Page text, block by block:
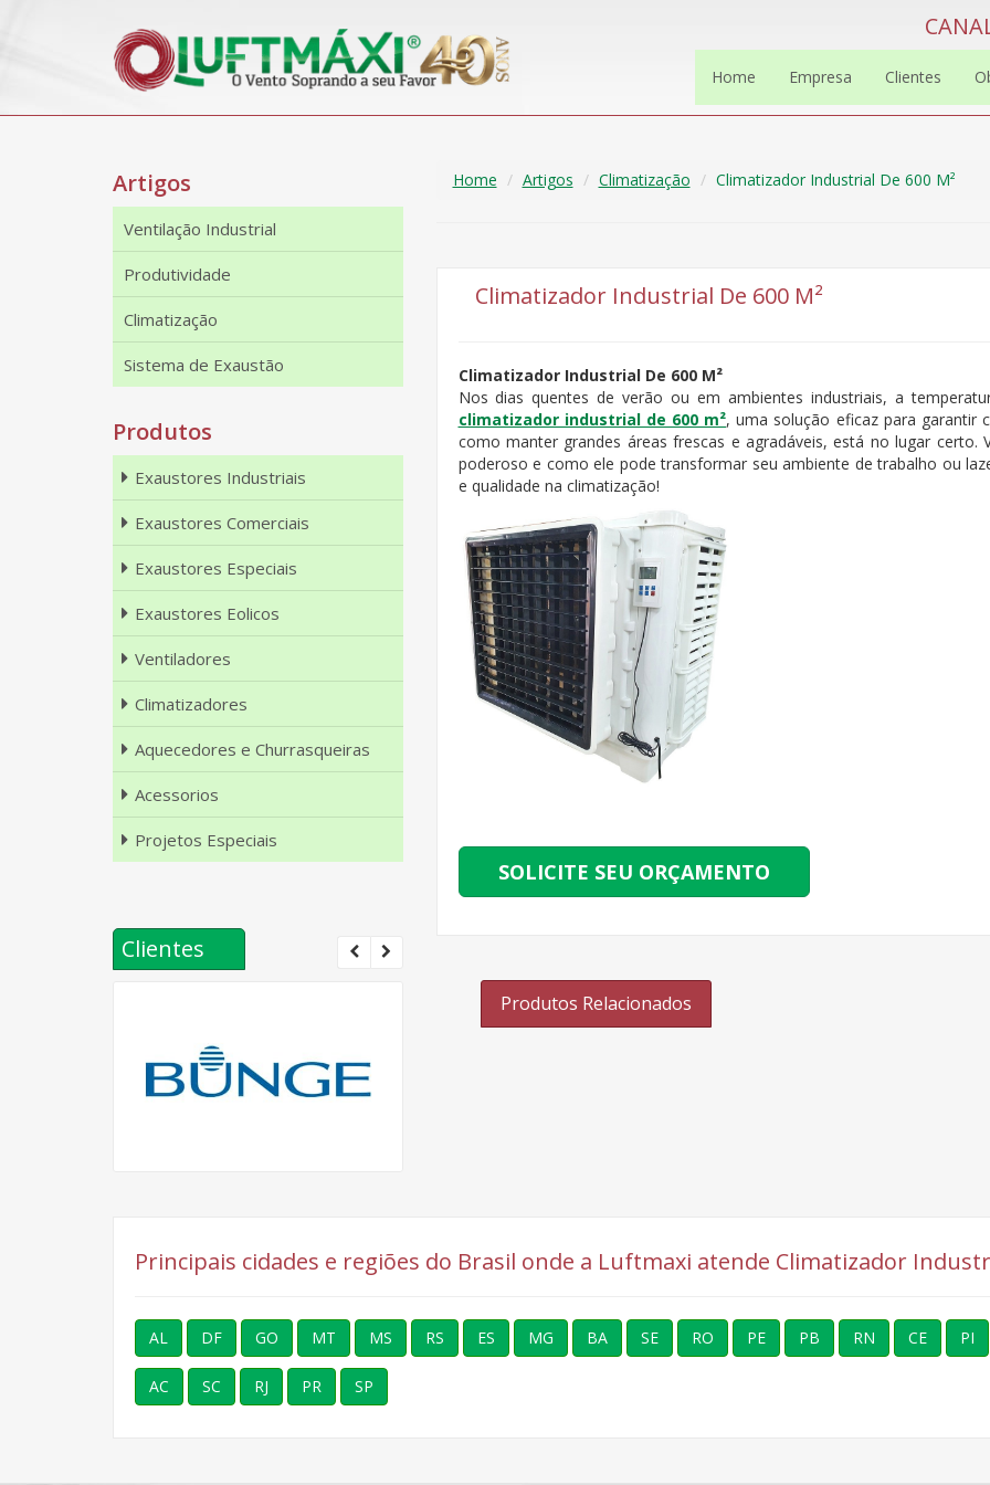
Home Empresa Clientes
Home Artigos Climatização Climatizador Industrial De 600 M²
Climatizador Industrial De 600 M²
Climatizador Industrial De 600 M²
Nos dias quentes de verão ou em ambientes industriais, a
climatizador industrial de 600 m², uma solução eficaz para garantir
como manter grandes áreas frescas e agradáveis, está no lugar certo.
poderoso e como ele pode transformar seu ambiente de trabalho ou
e qualidade na climatização!
SOLICITE SEU ORÇAMENTO
Produtos Relacionados
Artigos
Ventilação Industrial
Produtividade
Climatização
Sistema de Exaustão
Produtos
Exaustores Industriais
Exaustores Comerciais
Exaustores Especiais
Exaustores Eolicos
Ventiladores
Climatizadores
Aquecedores e Churrasqueiras
Acessorios
Projetos Especiais
Clientes
Principais cidades e regiões do Brasil onde a Luftmaxi atende Climatizador
AL DF GO MT MS RS ES MG BA SE RO PE PB RN CE PI
AC SC RJ PR SP